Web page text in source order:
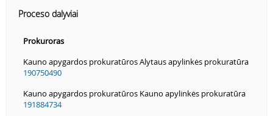
Proceso dalyviai
Prokuroras
Kauno apygardos prokuratūros Alytaus apylinkės prokuratūra
190750490
Kauno apygardos prokuratūros Kauno apylinkės prokuratūra
191884734